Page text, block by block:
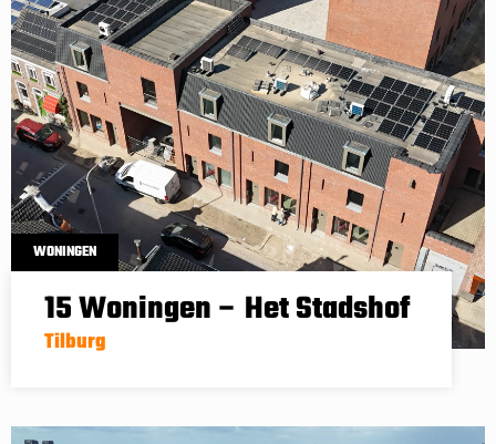
WONINGEN
15 Woningen – Het Stadshof
Tilburg